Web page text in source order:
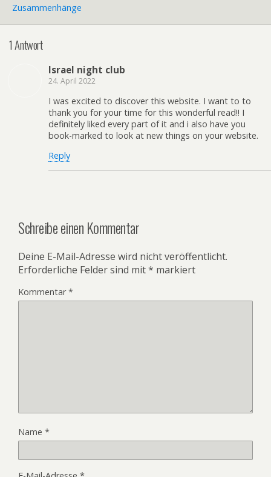
Zusammenhänge
1 Antwort
Israel night club
24. April 2022
I was excited to discover this website. I want to to
thank you for your time for this wonderful read!! I
definitely liked every part of it and i also have you
book-marked to look at new things on your website.
Reply
Schreibe einen Kommentar
Deine E-Mail-Adresse wird nicht veröffentlicht.
Erforderliche Felder sind mit* markiert
Kommentar*
Name *